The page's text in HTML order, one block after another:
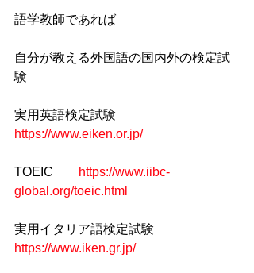
語学教師であれば
自分が教える外国語の国内外の検定試
験
実用英語検定試験
https://www.eiken.or.jp/
TOEIC
https://www.iibc-
global.org/toeic.html
実用イタリア語検定試験
https://www.iken.gr.jp/